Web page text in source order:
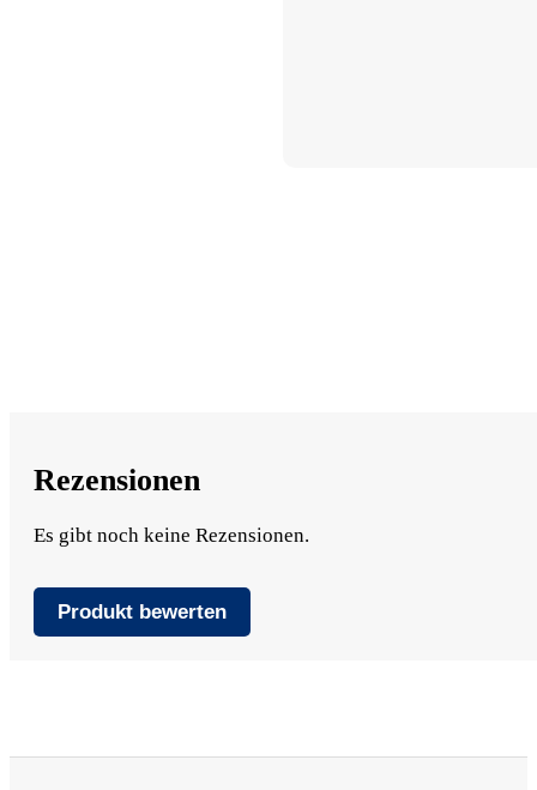
Rezensionen
Es gibt noch keine Rezensionen.
Produkt bewerten